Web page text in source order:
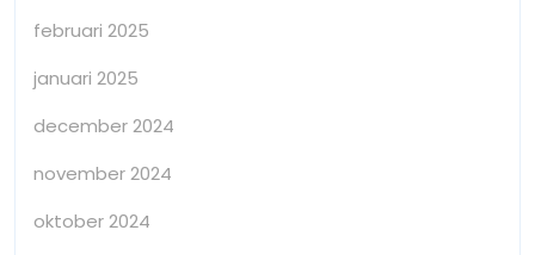
februari 2025
januari 2025
december 2024
november 2024
oktober 2024